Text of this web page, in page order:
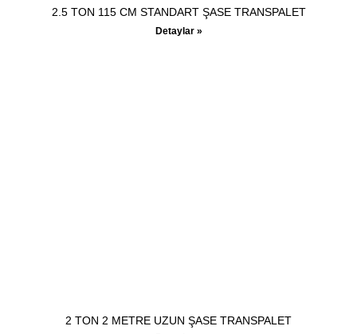
2.5 TON 115 CM STANDART ŞASE TRANSPALET
Detaylar »
2 TON 2 METRE UZUN ŞASE TRANSPALET